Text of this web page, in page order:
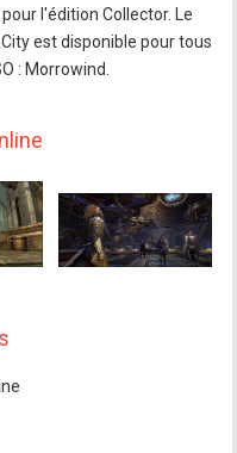
l'édition Collector. Le
est disponible pour tous
: Morrowind.